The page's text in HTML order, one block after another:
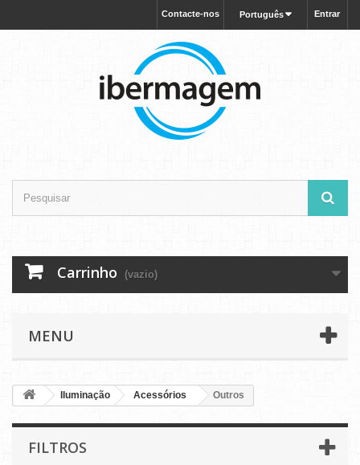
Entrar
Português
Contacte-nos
Carrinho (vazio)
MENU
Iluminação Acessórios Outros
FILTROS